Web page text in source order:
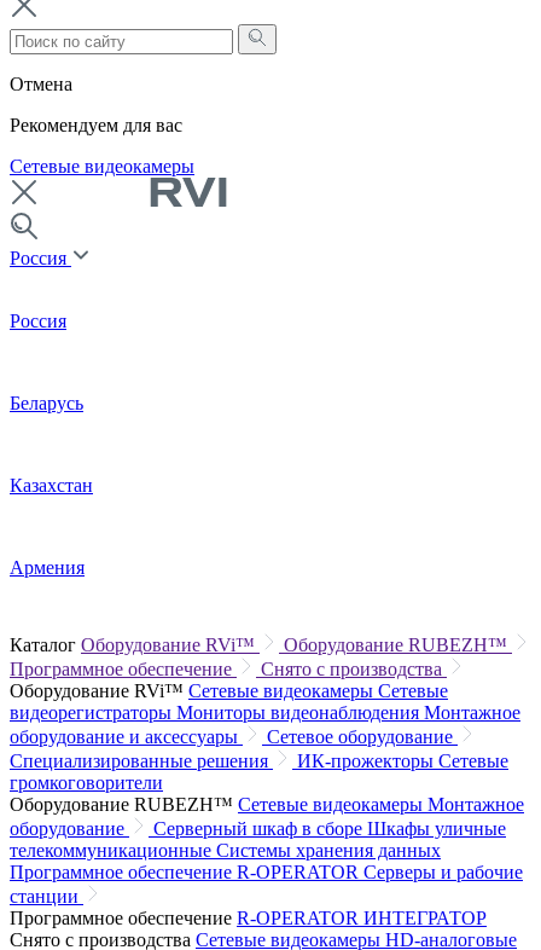
Отмена
Рекомендуем для вас
Сетевые видеокамеры
Россия
Россия
Беларусь
Казахстан
Армения
Каталог Оборудование RVi™
Оборудование RUBEZH™
Программное обеспечение
Снято с производства
Оборудование RVi™ Сетевые видеокамеры Сетевые
видеорегистраторы Мониторы видеонаблюдения Монтажное
оборудование и аксессуары
Сетевое оборудование
Специализированные решения
ИК-прожекторы Сетевые
громкоговорители
Оборудование RUBEZH™ Сетевые видеокамеры Монтажное
оборудование
Серверный шкаф в сборе Шкафы уличные
телекоммуникационные Системы хранения данных
Программное обеспечение R-OPERATOR Серверы и рабочие
станции
Программное обеспечение R-OPERATOR ИНТЕГРАТОР
Снято с производства Сетевые видеокамеры HD-аналоговые